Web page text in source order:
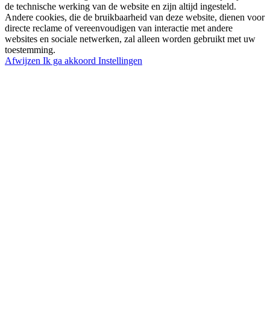
de technische werking van de website en zijn altijd ingesteld.
Andere cookies, die de bruikbaarheid van deze website, dienen voor
directe reclame of vereenvoudigen van interactie met andere
websites en sociale netwerken, zal alleen worden gebruikt met uw
toestemming.
Afwijzen Ik ga akkoord Instellingen